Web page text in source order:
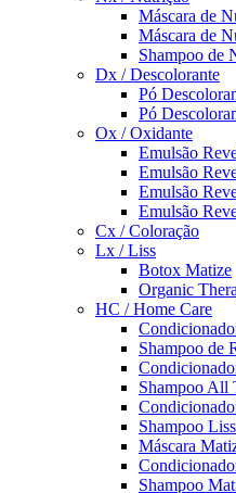
Máscara de
Máscara de
Shampoo de
Dx / Descolorante
Pó
Pó
Ox / Oxidante
Emulsão
Emulsão
Emulsão
Emulsão
Cx / Coloração
Lx / Liss
Botox Matize
Organic
HC / Home Care
Shampoo de
Shampoo All
Shampoo Liss
Máscara
Shampoo